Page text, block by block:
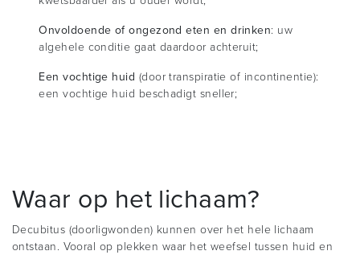
Onvoldoende of ongezond eten en drinken: uw
algehele conditie gaat daardoor achteruit;
Een vochtige huid (door transpiratie of incontinentie):
een vochtige huid beschadigt sneller;
Waar op het lichaam?
Decubitus (doorligwonden) kunnen over het hele lichaam
ontstaan. Vooral op plekken waar het weefsel tussen huid en